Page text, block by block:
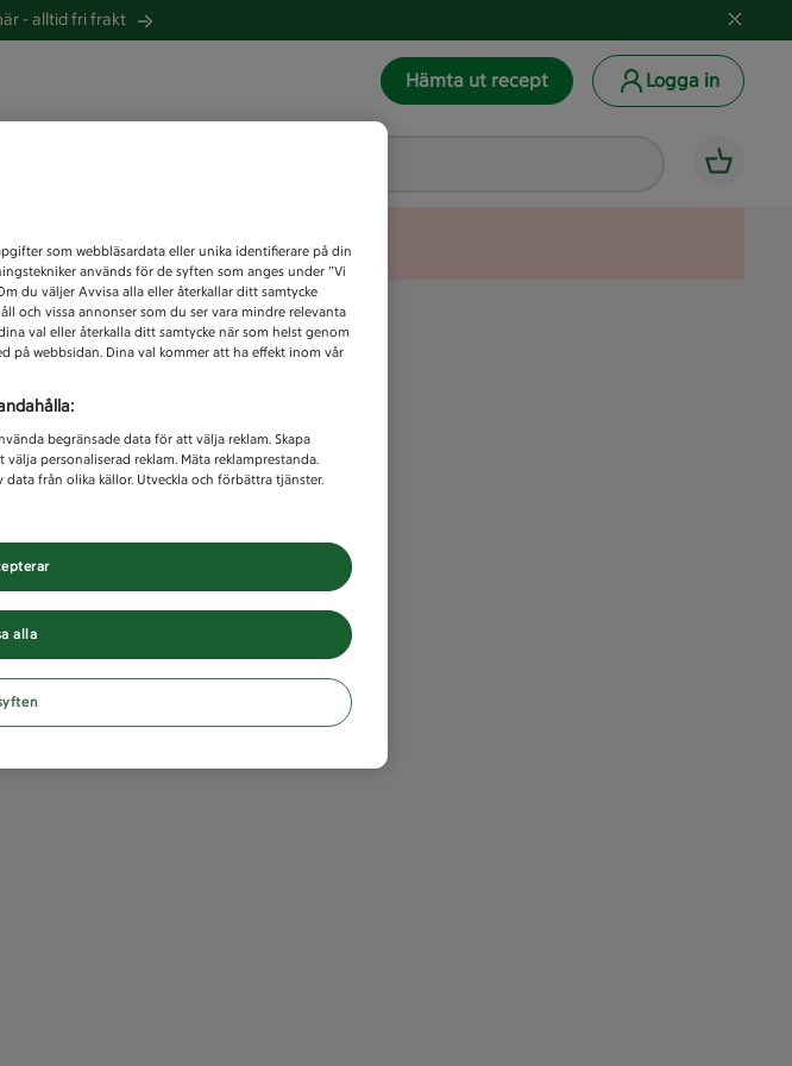
-alltid fri frakt
Hämta ut recept Logga in
Unknown error
som webbläsardata eller unika identifierare på din
används för de syften som anges under ”Vi
du väljer Avvisa alla eller återkallar ditt samtycke
och vissa annonser som du ser vara mindre relevanta
val eller återkalla ditt samtycke när som helst genom
på webbsidan. Dina val kommer att ha effekt inom vår
begränsade data för att välja reklam. Skapa
personaliserad reklam. Mäta reklamprestanda.
från olika källor. Utveckla och förbättra tjänster.
alla